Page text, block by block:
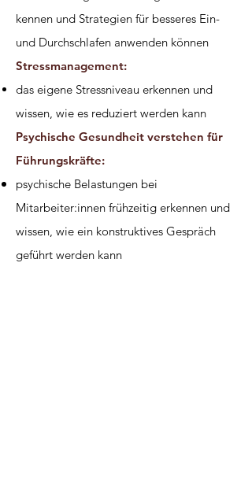
kennen und Strategien für besseres Ein-
und Durchschlafen anwenden können
Stressmanagement:
das eigene Stressniveau erkennen und
wissen, wie es reduziert werden kann
Psychische Gesundheit verstehen für
Führungskräfte:
psychische Belastungen bei
Mitarbeiter:innen frühzeitig erkennen und
wissen, wie ein konstruktives Gespräch
geführt werden kann